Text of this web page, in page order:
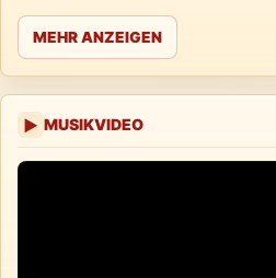
MEHR ANZEIGEN
▶ MUSIKVIDEO